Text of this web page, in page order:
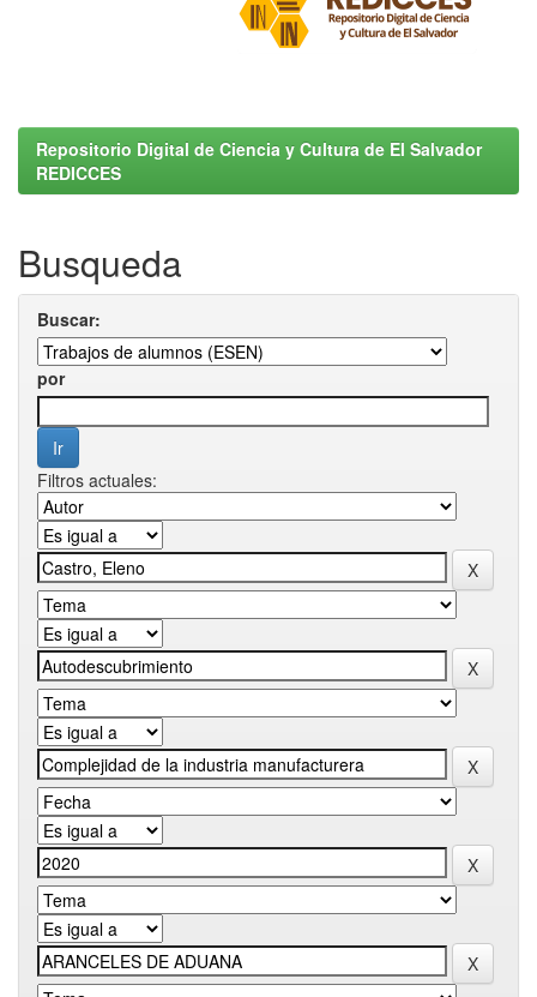
Repositorio Digital de Ciencia y Cultura de El Salvador
REDICCES
Busqueda
Buscar:
por
Filtros actuales: